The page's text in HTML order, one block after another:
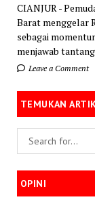
CIANJUR -
Barat menggelar
sebagai
menjawab
Leave a Comment
TEMUKAN
OPINI